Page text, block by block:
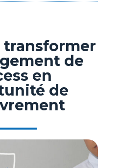
transformer
de
en
de